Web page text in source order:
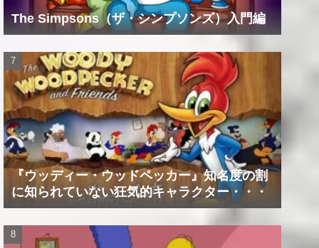
The Simpsons（ザ・シンプソンズ）入門編
『ウッディー・ウッドペッカー』知名度の割
に知られていない狂気的キャラクター・・・